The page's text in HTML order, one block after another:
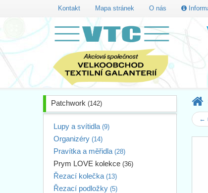
Kontakt Mapa stránek O nás
Patchwork (142)
Lupy a svítidla (9)
Organizéry (14)
Pravítka a měřidla (28)
Prym LOVE kolekce (36)
Řezací kolečka (13)
Řezací podložky (5)
←